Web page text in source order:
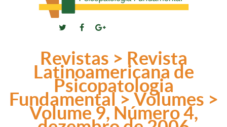
Revistas > Revista
Latinoamericana de
Psicopatologia
Fundamental > Volumes >
Volume 9, Número 4,